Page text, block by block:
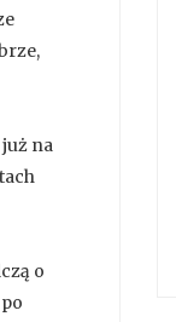
na
o